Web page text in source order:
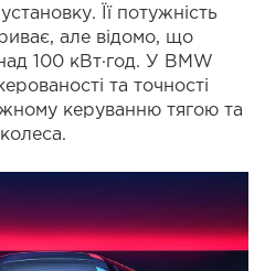
Її потужність
але відомо, що
100 кВт·год. У BMW
та точності
керуванню тягою та